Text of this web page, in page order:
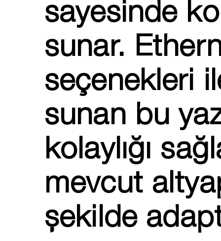
sayesinde
sunar.
seçenekleri
sunan bu
kolaylığı
mevcut
şekilde